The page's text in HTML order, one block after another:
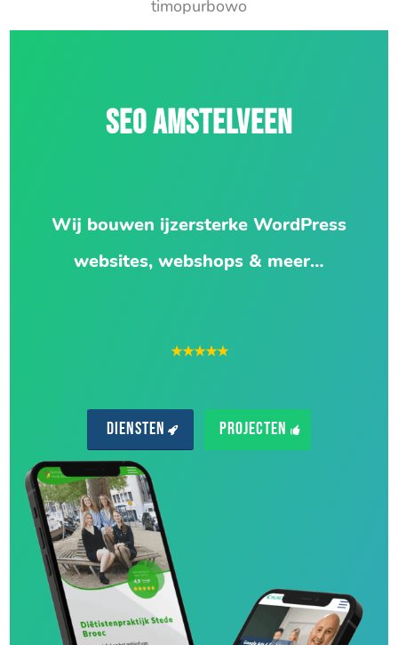
timopurbowo
SEO AMSTELVEEN
Wij bouwen ijzersterke WordPress
websites, webshops & meer…
★★★★★
Diensten Projecten